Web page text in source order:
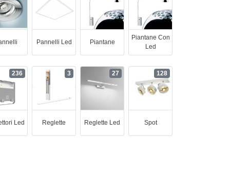
Pannelli Led Piantane
Piantane Con
Led
Led
236
Reglette
3
Reglette Led
27
Spot
128